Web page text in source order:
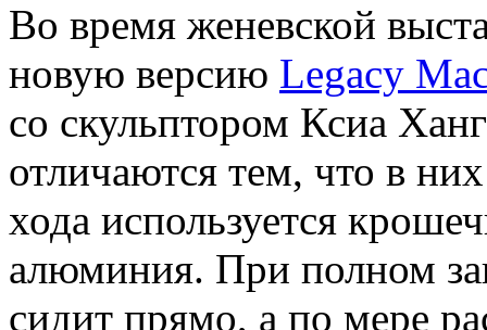
Во время женевской
новую версию Legacy
со скульптором Ксиа
отличаются тем, что в
хода используется
алюминия. При полном
сидит прямо, а по мере